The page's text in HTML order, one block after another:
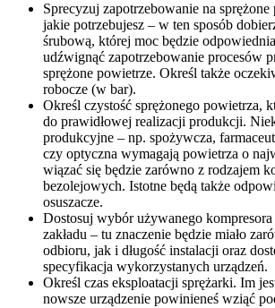
Sprecyzuj zapotrzebowanie na
jakie potrzebujesz – w ten sposób
śrubową, której moc będzie
udźwignąć zapotrzebowanie procesów
sprężone powietrze. Określ także
robocze (w bar).
Określ czystość sprężonego powietrza,
do prawidłowej realizacji produkcji.
produkcyjne – np. spożywcza,
czy optyczna wymagają powietrza o
wiązać się będzie zarówno z rodzajem
bezolejowych. Istotne będą także
osuszacze.
Dostosuj wybór używanego
zakładu – tu znaczenie będzie miało
odbioru, jak i długość instalacji oraz
specyfikacja wykorzystanych urządzeń.
Określ czas eksploatacji sprężarki. Im
nowsze urządzenie powinieneś wziąć